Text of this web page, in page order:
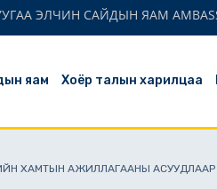
ЭЛЧИН САЙДЫН ЯАМ
яам Хоёр талын харилцаа
ХАМТЫН АЖИЛЛАГААНЫ